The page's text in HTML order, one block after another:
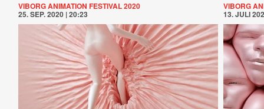
VIBORG ANIMATION FESTIVAL 2020
25. SEP. 2020 | 20:23
VIBORG
13. JULI